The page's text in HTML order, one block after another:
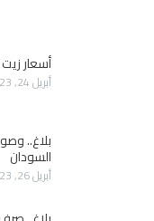
أسعار
أبريل 24, 2023
السودان
أبريل 26, 2023